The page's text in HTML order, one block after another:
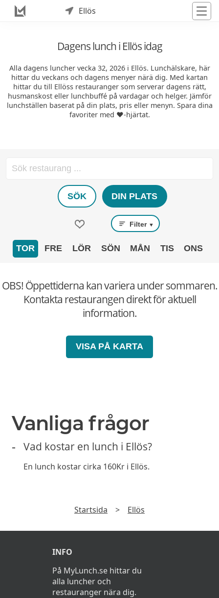
Ellös
Dagens lunch i Ellös idag
Alla dagens luncher vecka 32, 2026 i Ellös. Lunchälskare, här
hittar du veckans och dagens menyer närä dig. Med kartan
hittar du till Ellöss restauranger som serverar dagens rätt,
husmanskost eller lunchbuffé på vardagar och helger. Jämför
lunchställen baserat på din plats, pris eller menyn. Spara dina
favoriter med ❤️-hjärtat.
SÖK DIN PLATS
Filter ▼
TOR FRE LÖR SÖN MÅN TIS ONS
OBS! Öppettiderna kan variera under sommaren.
Kontakta restaurangen direkt för aktuell
information.
VISA PÅ KARTA
Vanliga frågor
Vad kostar en lunch i Ellös?
En lunch kostar cirka 160Kr i Ellös.
Startsida > Ellös
INFO
På MyLunch.se hittar du
alla luncher och
restauranger nära dig.